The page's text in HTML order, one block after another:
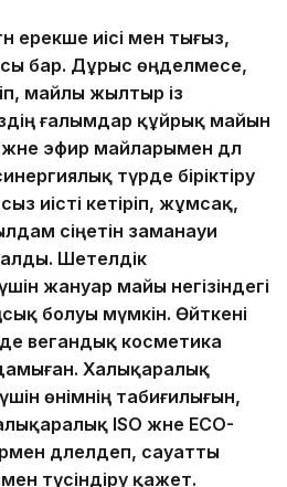
ерекше иісі мен тығыз,
бар. Дұрыс өңделмесе,
майлы жылтыр із
ғалымдар құйрық майын
эфир майларымен дәл
түрде біріктіру
иісті кетіріп, жұмсақ,
сіңетін заманауи
Шетелдік
жануар майы негізіндегі
болуы мүмкін. Өйткені
вегандық косметика
Халықаралық
өнімнің табиғилығын,
ISO және ECO-
дәлелдеп, сауатты
түсіндіру қажет.